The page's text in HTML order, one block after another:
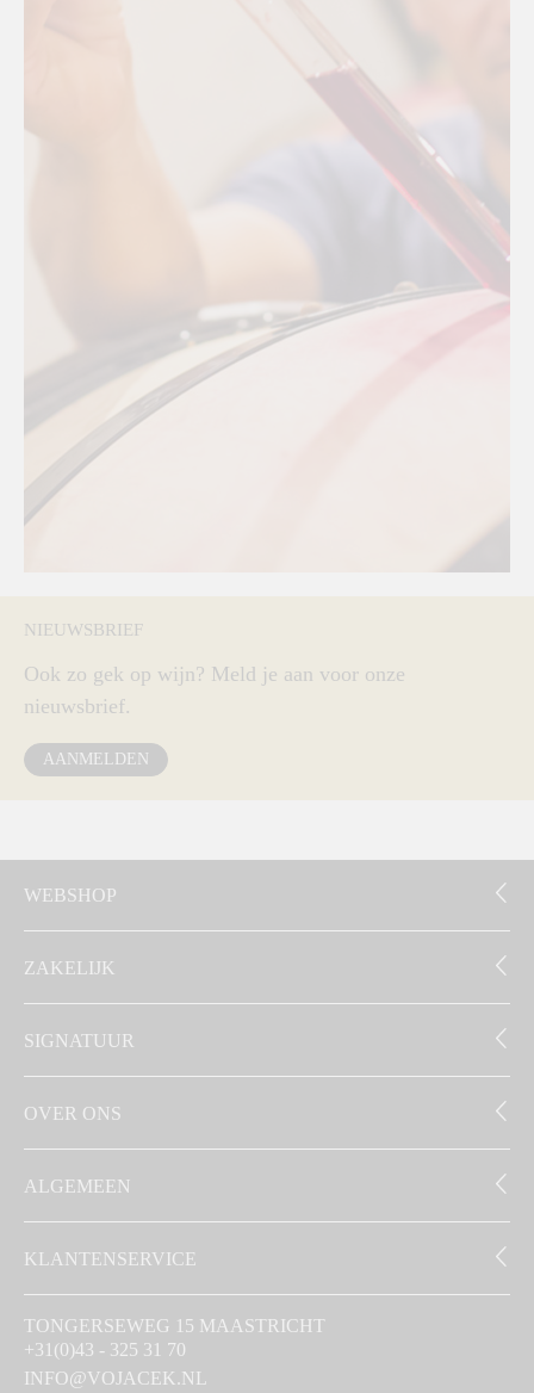
NIEUWSBRIEF
Ook zo gek op wijn? Meld je aan voor onze
nieuwsbrief.
AANMELDEN
WEBSHOP
ZAKELIJK
SIGNATUUR
OVER ONS
ALGEMEEN
KLANTENSERVICE
TONGERSEWEG 15 MAASTRICHT
+31(0)43 - 325 31 70
INFO@VOJACEK.NL